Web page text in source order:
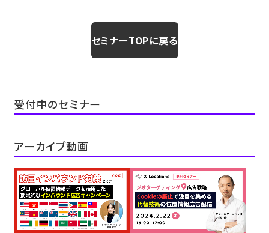
セミナーTOPに戻る
受付中のセミナー
アーカイブ動画